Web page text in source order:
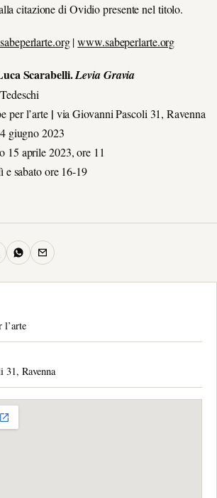
citazione di Ovidio presente nel titolo.
|www.sabeperlarte.org
Scarabelli.Levia Gravia
per l’arte| via Giovanni Pascoli 31, Ravenna
giugno 2023
15 aprile 2023, ore 11
e sabato ore 16-19
l’arte
31, Ravenna